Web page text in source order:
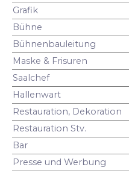
Grafik
Bühne
Bühnenbauleitung
Maske & Frisuren
Saalchef
Hallenwart
Restauration, Dekoration
Restauration Stv.
Bar
Presse und Werbung